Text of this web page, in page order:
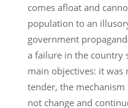
comes afloat and
population to an
government
a failure in the country
main objectives: it was
tender, the
not change and